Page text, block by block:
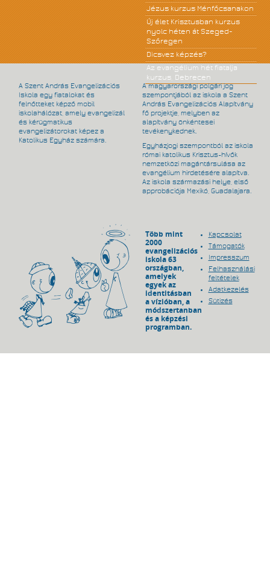
Jézus kurzus Ménfőcsanakon
Új élet Krisztusban kurzus
nyolc héten át Szeged-
Szőregen
Dicsvez képzés?
Az evangélium hét fiatalja
kurzus, Debrecen
A Szent András Evangelizációs
Iskola egy fiatalokat és
felnőtteket képző mobil
iskolahálózat, amely evangelizál
és kérügmatikus
evangelizátorokat képez a
Katolikus Egyház számára.
A magyarországi polgári jog
szempontjából az iskola a Szent
András Evangelizációs Alapítvány
fő projektje, melyben az
alapítvány önkéntesei
tevékenykednek.
Egyházjogi szempontból az iskola
római katolikus Krisztus-hívők
nemzetközi magántársulása az
evangélium hirdetésére alapítva.
Az iskola származási helye, első
approbációja Mexikó, Guadalajara.
Több mint
2000
evangelizációs
iskola 63
országban,
amelyek
egyek az
identitásban
a vízióban, a
módszertanban
és a képzési
programban.
Kapcsolat
Támogatók
Impresszum
Felhasználási
feltételek
Adatkezelés
Sütizés